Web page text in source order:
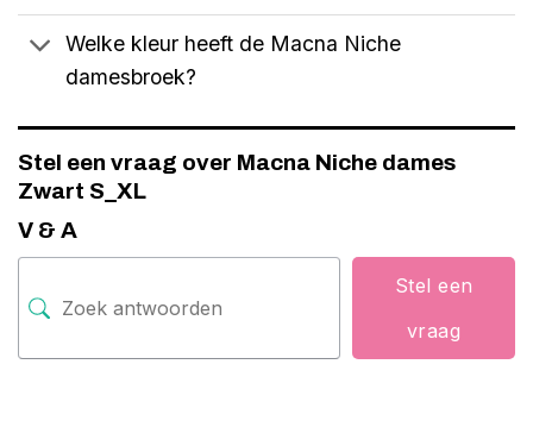
Welke kleur heeft de Macna Niche
damesbroek?
Stel een vraag over Macna Niche dames
Zwart S_XL
V & A
Stel een
vraag